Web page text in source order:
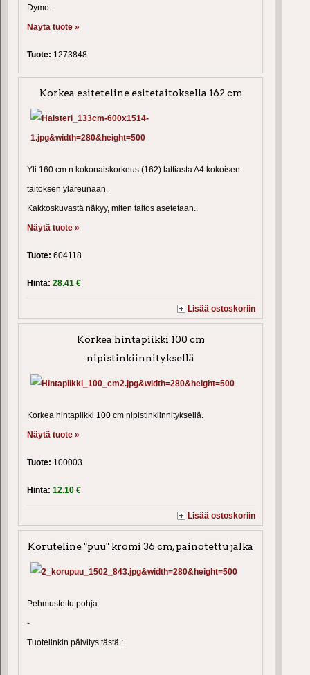
Dymo..
Näytä tuote »
Tuote: 1273848
Korkea esiteteline esitetaitoksella 162 cm
Yli 160 cm:n kokonaiskorkeus (162) lattiasta A4 kokoisen
taitoksen yläreunaan.
Kakkoskuvastä näkyy, miten taitos asetetaan..
Näytä tuote »
Tuote: 604118
Hinta: 28.41 €
Lisää ostoskoriin
Korkea hintapiikki 100 cm
nipistinkiinnityksellä
Korkea hintapiikki 100 cm nipistinkiinnityksellä.
Näytä tuote »
Tuote: 100003
Hinta: 12.10 €
Lisää ostoskoriin
Koruteline "puu" kromi 36 cm, painotettu jalka
Pehmustettu pohja.
-
Tuotelinkin päivitys tästä :